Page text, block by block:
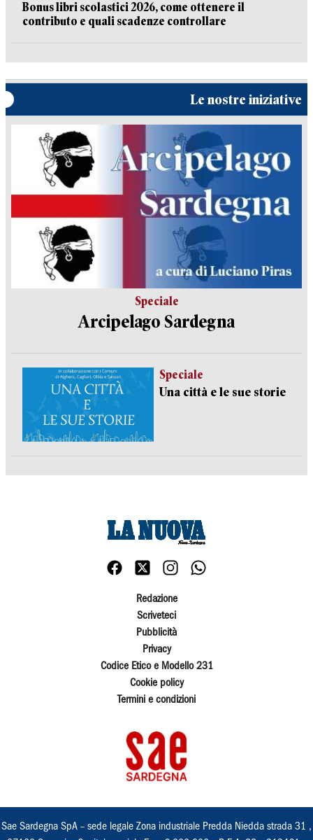
Bonus libri scolastici 2026, come ottenere il
contributo e quali scadenze controllare
Le nostre iniziative
Speciale
Arcipelago Sardegna
Speciale
Una città e le sue storie
Redazione
Scriveteci
Pubblicità
Privacy
Codice Etico e Modello 231
Cookie policy
Termini e condizioni
Sae Sardegna SpA – sede legale Zona industriale Predda Niedda strada 31 ,